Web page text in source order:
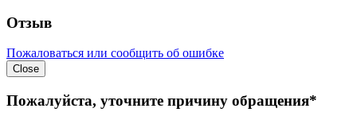
Отзыв
Пожаловаться или сообщить об ошибке
Close
Пожалуйста, уточните причину обращения*